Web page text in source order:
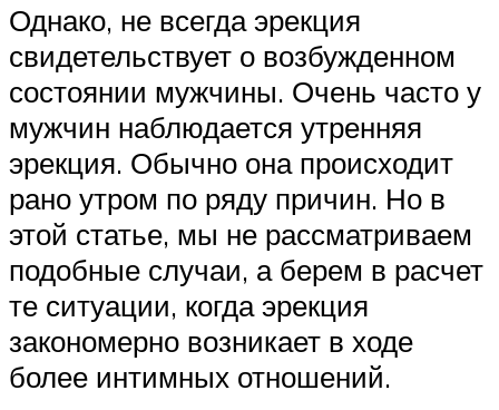
Однако, не всегда эрекция
свидетельствует о возбужденном
состоянии мужчины. Очень часто у
мужчин наблюдается утренняя
эрекция. Обычно она происходит
рано утром по ряду причин. Но в
этой статье, мы не рассматриваем
подобные случаи, а берем в расчет
те ситуации, когда эрекция
закономерно возникает в ходе
более интимных отношений.